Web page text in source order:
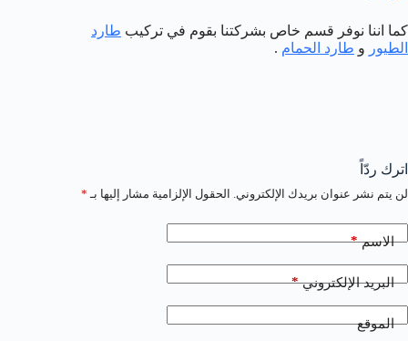
كما اننا نوفر قسم خاص بشركتنا بقوم في تركيب طارد
الطيور و طارد الحمام .
اترك ردّاً
لن يتم نشر عنوان بريدك الإلكتروني. الحقول الإلزامية مشار إليها بـ *
الاسم*
البريد الإلكتروني*
الموقع